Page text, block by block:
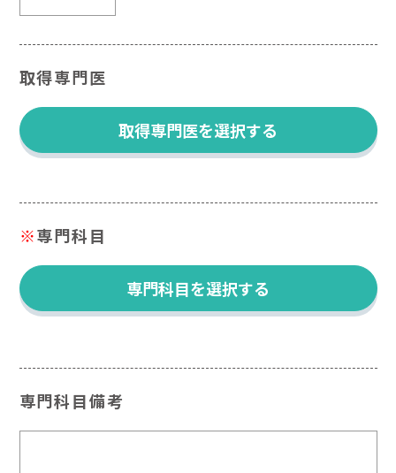
取得専門医
取得専門医を選択する
※専門科目
専門科目を選択する
専門科目備考